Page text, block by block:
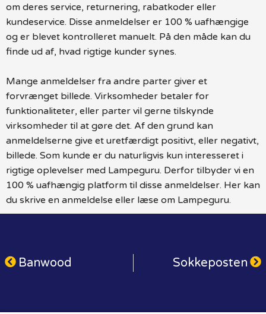
om deres service, returnering, rabatkoder eller
kundeservice. Disse anmeldelser er 100 % uafhængige
og er blevet kontrolleret manuelt. På den måde kan du
finde ud af, hvad rigtige kunder synes.
Mange anmeldelser fra andre parter giver et
forvrænget billede. Virksomheder betaler for
funktionaliteter, eller parter vil gerne tilskynde
virksomheder til at gøre det. Af den grund kan
anmeldelserne give et uretfærdigt positivt, eller negativt,
billede. Som kunde er du naturligvis kun interesseret i
rigtige oplevelser med Lampeguru. Derfor tilbyder vi en
100 % uafhængig platform til disse anmeldelser. Her kan
du skrive en anmeldelse eller læse om Lampeguru.
Banwood Sokkeposten